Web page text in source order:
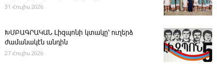
31 Հուլիս 2026
ԽՄԲԱԳՐԱԿԱՆ ­Լիզպոնի կտակը՝ ուղերձ
ժամանակէն անդին
27 Հուլիս 2026